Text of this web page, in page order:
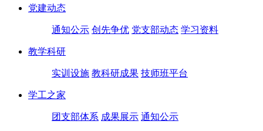
党建动态
通知公示 创先争优 党支部动态 学习资料
教学科研
实训设施 教科研成果 技师班平台
学工之家
团支部体系 成果展示 通知公示